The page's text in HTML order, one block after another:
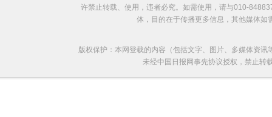
许禁止转载、使用，违者必究。如需使用，请与010-
体，目的在于传播更多信息，其他媒体
版权保护：本网登载的内容（包括文字、图片、多媒体资
未经中国日报网事先协议授权，禁止转